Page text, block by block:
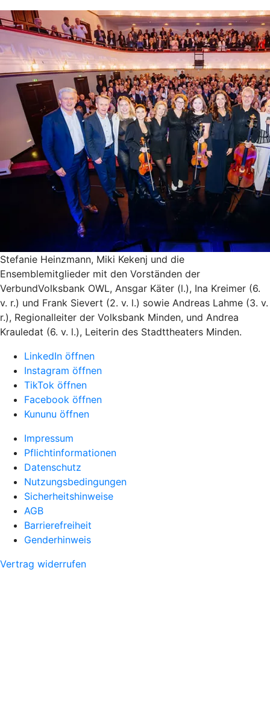
Stefanie Heinzmann, Miki Kekenj und die
Ensemblemitglieder mit den Vorständen der
VerbundVolksbank OWL, Ansgar Käter (l.), Ina Kreimer (6.
v. r.) und Frank Sievert (2. v. l.) sowie Andreas Lahme (3. v.
r.), Regionalleiter der Volksbank Minden, und Andrea
Krauledat (6. v. l.), Leiterin des Stadttheaters Minden.
LinkedIn öffnen
Instagram öffnen
TikTok öffnen
Facebook öffnen
Kununu öffnen
Impressum
Pflichtinformationen
Datenschutz
Nutzungsbedingungen
Sicherheitshinweise
AGB
Barrierefreiheit
Genderhinweis
Vertrag widerrufen